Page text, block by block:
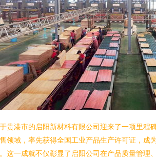
贵港市的启阳新材料有限公司迎来了一项里
领域，率先获得全国工业产品生产许可证，成
这一成就不仅彰显了启阳公司在产品质量管理